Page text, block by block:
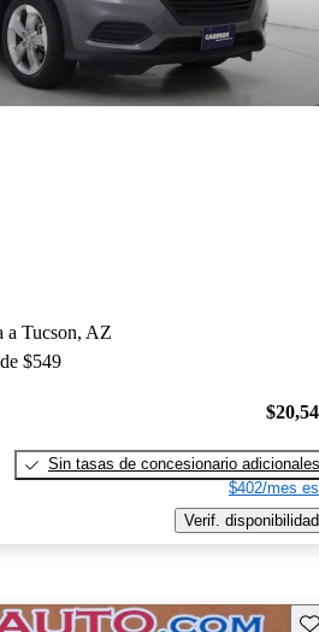
a Tucson, AZ
$549
Sin tasas de concesionario adicionales
$402/mes
Verif. disponibilidad